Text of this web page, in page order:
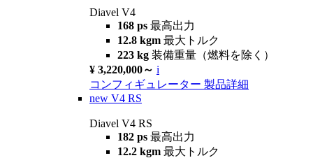
Diavel V4
168 ps 最高出力
12.8 kgm 最大トルク
223 kg 装備重量（燃料を除く）
¥ 3,220,000～ i
コンフィギュレーター 製品詳細
new V4 RS
Diavel V4 RS
182 ps 最高出力
12.2 kgm 最大トルク